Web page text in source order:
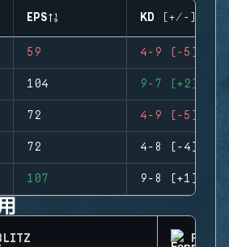
EPS KD (+/-)
59 4-9 (-5)
104 9-7 (+2)
72 4-9 (-5)
72 4-8 (-4)
107 9-8 (+1)